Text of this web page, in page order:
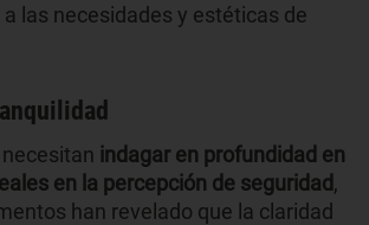
las necesidades y estéticas de
indagar en profundidad en
en la percepción de seguridad,
han revelado que la claridad